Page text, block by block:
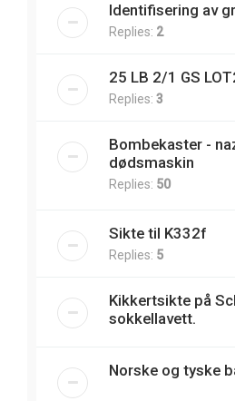
Identifisering av
Replies: 2
25 LB 2/1 GS
Replies: 3
Bombekaster -
dødsmaskin
Replies: 50
Sikte til K332f
Replies: 5
Kikkertsikte på
sokkellavett.
Norske og tyske